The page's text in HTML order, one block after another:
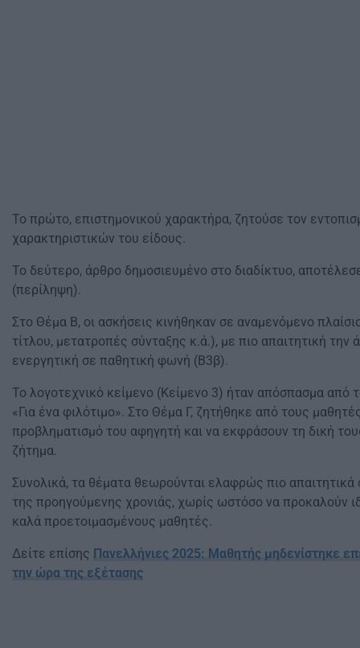
Το πρώτο, επιστημονικού χαρακτήρα, ζητούσε τον
χαρακτηριστικών του είδους.
Το δεύτερο, άρθρο δημοσιευμένο στο διαδίκτυο,
(περίληψη).
Στο Θέμα Β, οι ασκήσεις κινήθηκαν σε αναμενόμενο
τίτλου, μετατροπές σύνταξης κ.ά.), με πιο απαιτητική
ενεργητική σε παθητική φωνή (Β3β).
Το λογοτεχνικό κείμενο (Κείμενο 3) ήταν απόσπασμα από
«Για ένα φιλότιμο». Στο Θέμα Γ, ζητήθηκε από τους
προβληματισμό του αφηγητή και να εκφράσουν τη δική
ζήτημα.
Συνολικά, τα θέματα θεωρούνται ελαφρώς πιο απαιτητικά
της προηγούμενης χρονιάς, χωρίς ωστόσο να προκαλούν
καλά προετοιμασμένους μαθητές.
Δείτε επίσης Πανελλήνιες 2025: Μαθητής μηδενίστηκε
την ώρα της εξέτασης